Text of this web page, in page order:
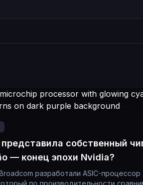
представила собственный
— конец эпохи Nvidia?
разработали ASIC-
по производительности